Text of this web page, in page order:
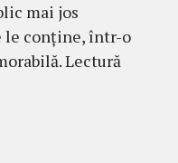
mai jos
le conține, într-o
Lectură